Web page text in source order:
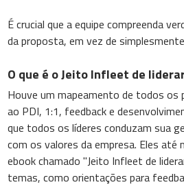
É crucial que a equipe compreenda
da proposta, em vez de
O que é o Jeito Infleet de
Houve um mapeamento de todos os
ao PDI, 1:1, feedback e
que todos os líderes conduzam sua
com os valores da empresa. Eles até
ebook chamado "Jeito Infleet de
temas, como orientações para